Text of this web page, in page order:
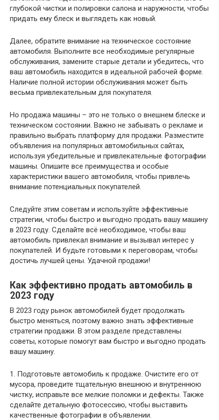
глубокой чистки и полировки салона и наружности, чтобы
придать ему блеск и выглядеть как новый.
Далее, обратите внимание на техническое состояние
автомобиля. Выполните все необходимые регулярные
обслуживания, замените старые детали и убедитесь, что
ваш автомобиль находится в идеальной рабочей форме.
Наличие полной истории обслуживания может быть
весьма привлекательным для покупателя.
Но продажа машины – это не только о внешнем блеске и
техническом состоянии. Важно не забывать о рекламе и
правильно выбрать платформу для продажи. Разместите
объявления на популярных автомобильных сайтах,
используя убедительные и привлекательные фотографии
машины. Опишите все преимущества и особые
характеристики вашего автомобиля, чтобы привлечь
внимание потенциальных покупателей.
Следуйте этим советам и используйте эффективные
стратегии, чтобы быстро и выгодно продать вашу машину
в 2023 году. Сделайте всё необходимое, чтобы ваш
автомобиль привлекал внимание и вызывал интерес у
покупателей. И будьте готовыми к переговорам, чтобы
достичь лучшей цены. Удачной продажи!
Как эффективно продать автомобиль в
2023 году
В 2023 году рынок автомобилей будет продолжать
быстро меняться, поэтому важно знать эффективные
стратегии продажи. В этом разделе представлены
советы, которые помогут вам быстро и выгодно продать
вашу машину.
1. Подготовьте автомобиль к продаже. Очистите его от
мусора, проведите тщательную внешнюю и внутреннюю
чистку, исправьте все мелкие поломки и дефекты. Также
сделайте детальную фотосессию, чтобы выставить
качественные фотографии в объявлении.